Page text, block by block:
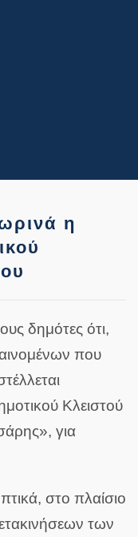
η
δημότες ότι,
που
Κλειστού
για
, στο πλαίσιο
των